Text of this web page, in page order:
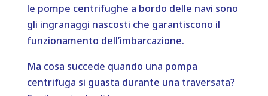
le pompe centrifughe a bordo delle navi sono
gli ingranaggi nascosti che garantiscono il
funzionamento dell’imbarcazione.
Ma cosa succede quando una pompa
centrifuga si guasta durante una traversata?